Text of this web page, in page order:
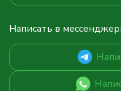
Написать в